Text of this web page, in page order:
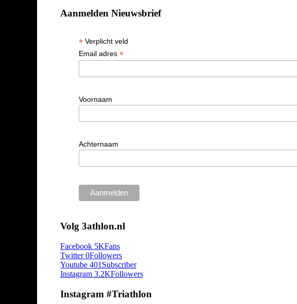
Aanmelden Nieuwsbrief
* Verplicht veld
Email adres *
Voornaam
Achternaam
Volg 3athlon.nl
Facebook 5KFans
Twitter 0Followers
Youtube 401 Subscriber
Instagram 3.2KFollowers
Instagram #Triathlon